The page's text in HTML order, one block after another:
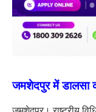
जमशेदपुर में डालसा